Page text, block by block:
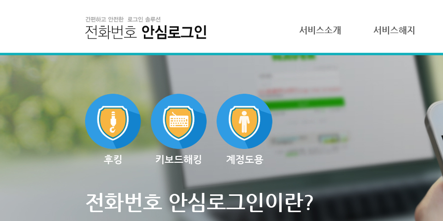
서비스소개 서비스해지
후킹 키보드해킹 계정도용
전화번호 안심로그인이란?